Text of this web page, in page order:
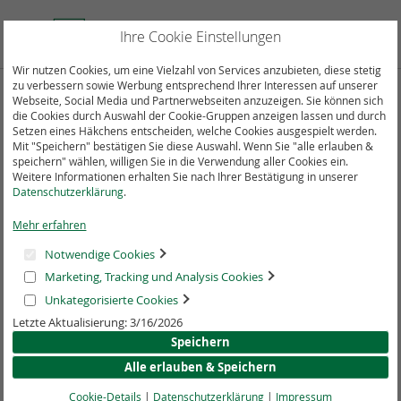
zum
Zum
Ende
der
Bildergalerie
springen
Ihre Cookie Einstellungen
Wir nutzen Cookies, um eine Vielzahl von Services anzubieten, diese stetig
zu verbessern sowie Werbung entsprechend Ihrer Interessen auf unserer
Webseite, Social Media und Partnerwebseiten anzuzeigen. Sie können sich
die Cookies durch Auswahl der Cookie-Gruppen anzeigen lassen und durch
Setzen eines Häkchens entscheiden, welche Cookies ausgespielt werden.
Mit "Speichern" bestätigen Sie diese Auswahl. Wenn Sie "alle erlauben &
speichern" wählen, willigen Sie in die Verwendung aller Cookies ein.
Weitere Informationen erhalten Sie nach Ihrer Bestätigung in unserer
Datenschutzerklärung.
Mehr erfahren
Notwendige Cookies
Marketing, Tracking und Analysis Cookies
Unkategorisierte Cookies
Letzte Aktualisierung: 3/16/2026
Speichern
Alle erlauben & Speichern
Cookie-Details | Datenschutzerklärung| Impressum